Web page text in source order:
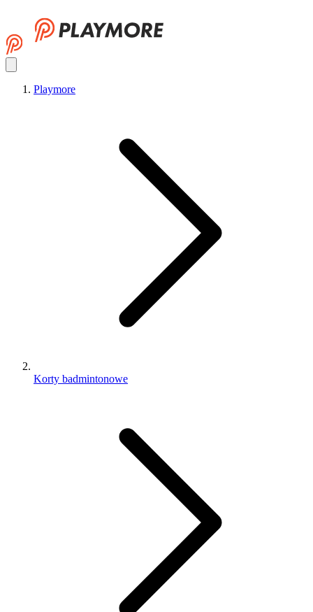
Playmore
Korty badmintonowe